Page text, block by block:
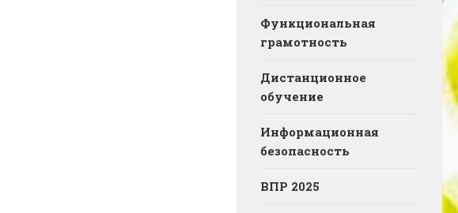
Функциональная
грамотность
Дистанционное
обучение
Информационная
безопасность
ВПР 2025